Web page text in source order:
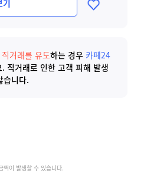
액이 발생할 수 있습니다.
기
거래를 유도하는 경우 카페24
. 직거래로 인한 고객 피해 발생
습니다.